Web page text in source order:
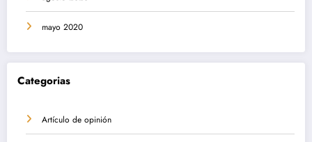
mayo 2020
Categorias
Artículo de opinión